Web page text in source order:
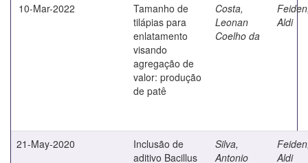
10-Mar-2022
Tamanho de
tilápias para
enlatamento
visando
agregação de
valor: produção
de patê
Costa,
Leonan
Coelho da
Aldi
21-May-2020
Inclusão de
aditivo Bacillus
Silva,
Antonio
Aldi